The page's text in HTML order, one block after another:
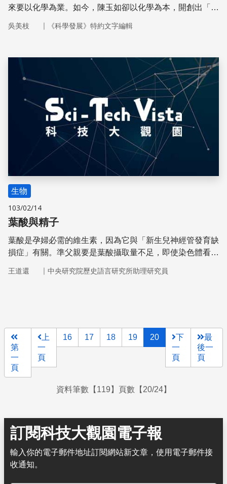
來要以化學為業。如今，陳玉如卻以化學為本，開創出「生
說：「一度因家庭因素想繞過研究這條路，但我現在對自己
吳美枝 ｜ 《科學發展》特約文字編輯
儲存
生物
103/02/14
葉酸與精子
葉酸是孕婦必需的維生素，因為它與「新生兒神經管發育缺
損症」有關。準父親要是葉酸攝取量不足，即使染色體看來
王道還 ｜ 中央研究院歷史語言研究所助理研究員
第
一
頁
上
一
頁
16 17 18 19 20
下
一
頁
最
後一
頁
資料筆數【119】頁數【20/24】
訂閱科技大觀園電子報
輸入你的電子郵件地址訂閱網站新文章，使用電子郵件接
收通知。